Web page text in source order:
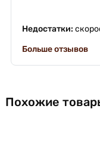
Недостатки:
Больше отзывов
Похожие